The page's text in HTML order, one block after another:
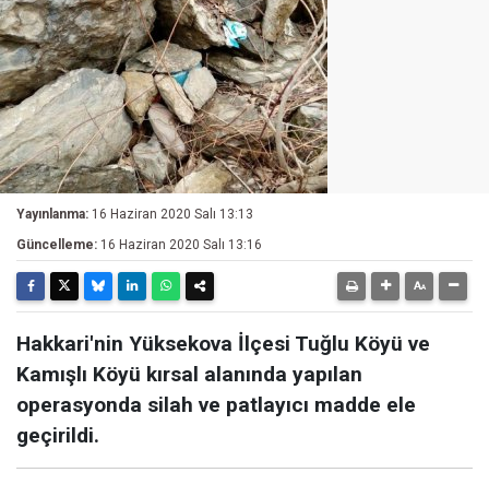
Yayınlanma: 16 Haziran 2020 Salı 13:13
Güncelleme: 16 Haziran 2020 Salı 13:16
Hakkari'nin Yüksekova İlçesi Tuğlu Köyü ve
Kamışlı Köyü kırsal alanında yapılan
operasyonda silah ve patlayıcı madde ele
geçirildi.